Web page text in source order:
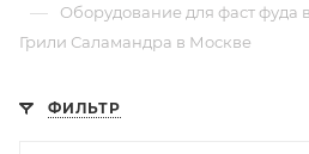
— Оборудование для фаст фуда
Грили Саламандра в Москве
ФИЛЬТР